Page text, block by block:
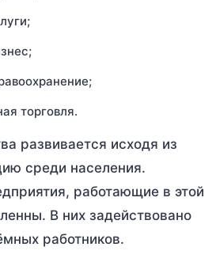
торговля.
развивается исходя из
среди населения.
работающие в этой
В них задействовано
работников.